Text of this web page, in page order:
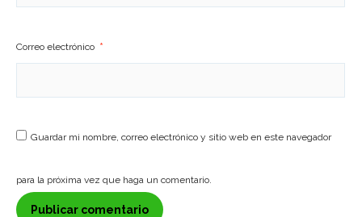
Correo electrónico *
Guardar mi nombre, correo electrónico y sitio web en este navegador
para la próxima vez que haga un comentario.